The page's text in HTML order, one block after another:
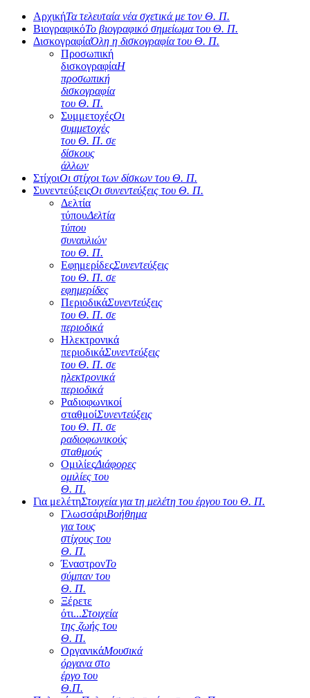
ΑρχικήΤα τελευταία νέα σχετικά με τον Θ. Π.
ΒιογραφικόΤο βιογραφικό σημείωμα του Θ. Π.
ΔισκογραφίαΌλη η δισκογραφία του Θ. Π.
Προσωπική
δισκογραφίαΗ
προσωπική
δισκογραφία
του Θ. Π.
ΣυμμετοχέςΟι
συμμετοχές
του Θ. Π. σε
δίσκους
άλλων
ΣτίχοιΟι στίχοι των δίσκων του Θ. Π.
ΣυνεντεύξειςΟι συνεντεύξεις του Θ. Π.
Δελτία
τύπουΔελτία
τύπου
συναυλιών
του Θ. Π.
ΕφημερίδεςΣυνεντεύξεις
του Θ. Π. σε
εφημερίδες
ΠεριοδικάΣυνεντεύξεις
του Θ. Π. σε
περιοδικά
Ηλεκτρονικά
περιοδικάΣυνεντεύξεις
του Θ. Π. σε
ηλεκτρονικά
περιοδικά
Ραδιοφωνικοί
σταθμοίΣυνεντεύξεις
του Θ. Π. σε
ραδιοφωνικούς
σταθμούς
ΟμιλίεςΔιάφορες
ομιλίες του
Θ. Π.
Για μελέτηΣτοιχεία για τη μελέτη του έργου του Θ. Π.
ΓλωσσάριΒοήθημα
για τους
στίχους του
Θ. Π.
ΈναστρονΤο
σύμπαν του
Θ. Π.
Ξέρετε
ότι...Στοιχεία
της ζωής του
Θ. Π.
ΟργανικάΜουσικά
όργανα στο
έργο του
Θ.Π.